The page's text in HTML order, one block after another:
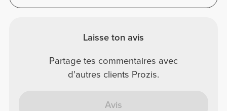
Laisse ton avis
Partage tes commentaires avec
d'autres clients Prozis.
Avis